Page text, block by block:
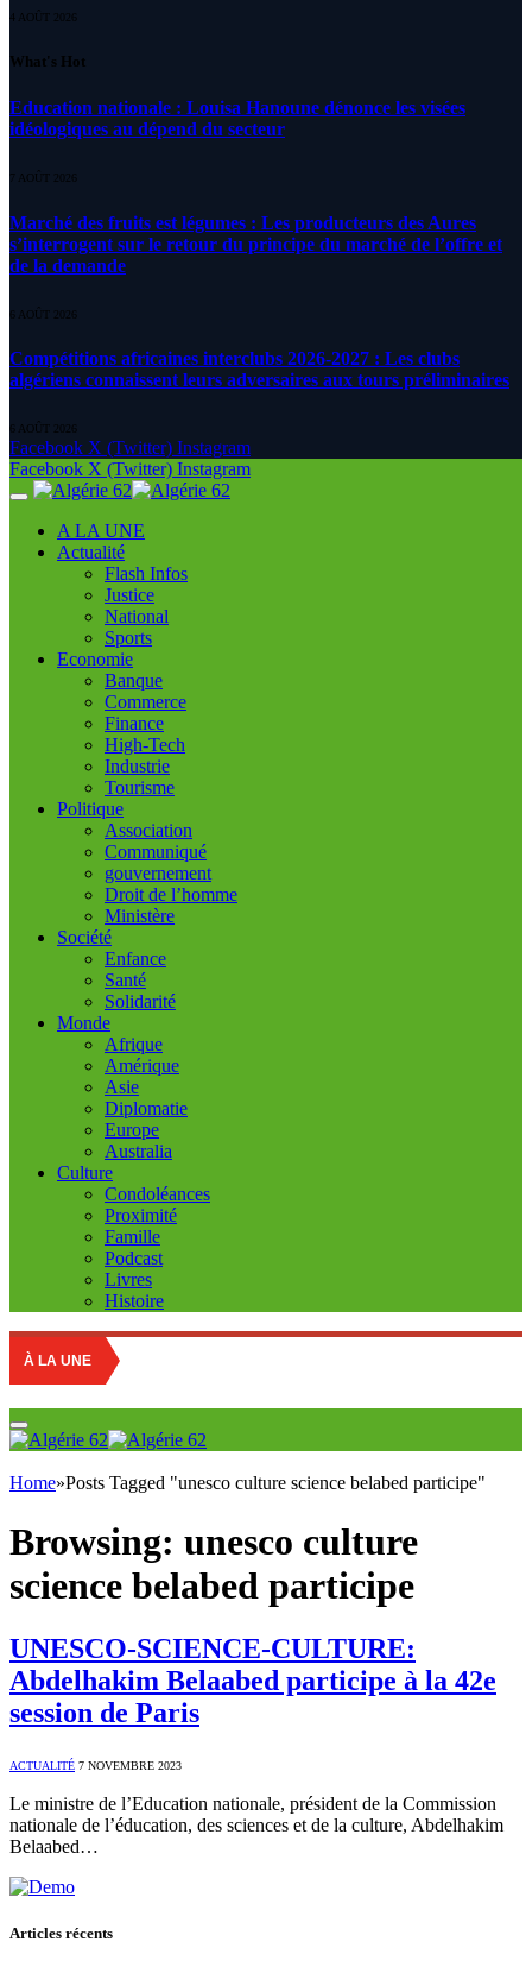
4 AOÛT 2026
What's Hot
Education nationale : Louisa Hanoune dénonce les visées
idéologiques au dépend du secteur
7 AOÛT 2026
Marché des fruits est légumes : Les producteurs des Aures
s’interrogent sur le retour du principe du marché de l’offre et
de la demande
6 AOÛT 2026
Compétitions africaines interclubs 2026-2027 : Les clubs
algériens connaissent leurs adversaires aux tours préliminaires
6 AOÛT 2026
Facebook X (Twitter) Instagram
Facebook X (Twitter) Instagram
A LA UNE
Actualité
Flash Infos
Justice
National
Sports
Economie
Banque
Commerce
Finance
High-Tech
Industrie
Tourisme
Politique
Association
Communiqué
gouvernement
Droit de l’homme
Ministère
Société
Enfance
Santé
Solidarité
Monde
Afrique
Amérique
Asie
Diplomatie
Europe
Australia
Culture
Condoléances
Proximité
Famille
Podcast
Livres
Histoire
À LA UNE
Home»Posts Tagged "unesco culture science belabed participe"
Browsing: unesco culture
science belabed participe
UNESCO-SCIENCE-CULTURE:
Abdelhakim Belaabed participe à la 42e
session de Paris
ACTUALITÉ 7 NOVEMBRE 2023
Le ministre de l’Education nationale, président de la Commission
nationale de l’éducation, des sciences et de la culture, Abdelhakim
Belaabed…
Articles récents